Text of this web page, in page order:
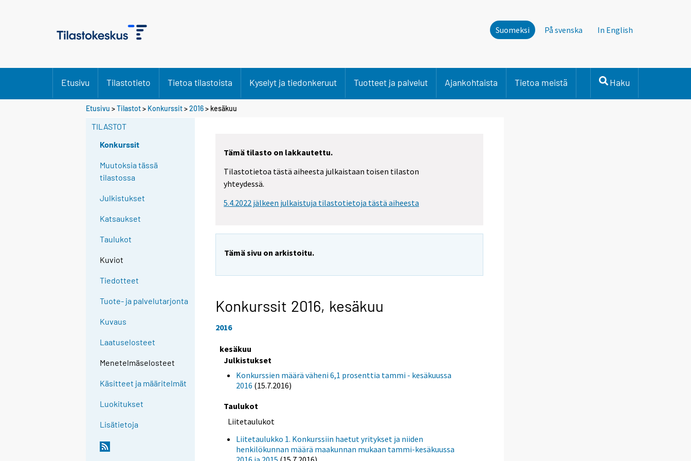
Suomeksi På svenska In English
Etusivu Tilastotieto Tietoa tilastoista Kyselyt ja tiedonkeruut Tuotteet ja palvelut Ajankohtaista Tietoa meistä Haku
Etusivu >Tilastot> Konkurssit>2016> kesäkuu
TILASTOT
Konkurssit
Muutoksia tässä
tilastossa
Julkistukset
Katsaukset
Taulukot
Kuviot
Tiedotteet
Tuote- ja palvelutarjonta
Kuvaus
Laatuselosteet
Menetelmäselosteet
Käsitteet ja määritelmät
Luokitukset
Lisätietoja
Tämä tilasto on lakkautettu.
Tilastotietoa tästä aiheesta julkaistaan toisen tilaston
yhteydessä.
5.4.2022 jälkeen julkaistuja tilastotietoja tästä aiheesta
Tämä sivu on arkistoitu.
Konkurssit 2016, kesäkuu
2016
kesäkuu
Julkistukset
Konkurssien määrä väheni 6,1 prosenttia tammi - kesäkuussa
2016 (15.7.2016)
Taulukot
Liitetaulukot
Liitetaulukko 1. Konkurssiin haetut yritykset ja niiden
henkilökunnan määrä maakunnan mukaan tammi-kesäkuussa